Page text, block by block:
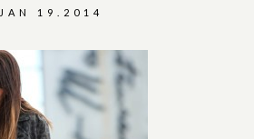
JAN 19.2014